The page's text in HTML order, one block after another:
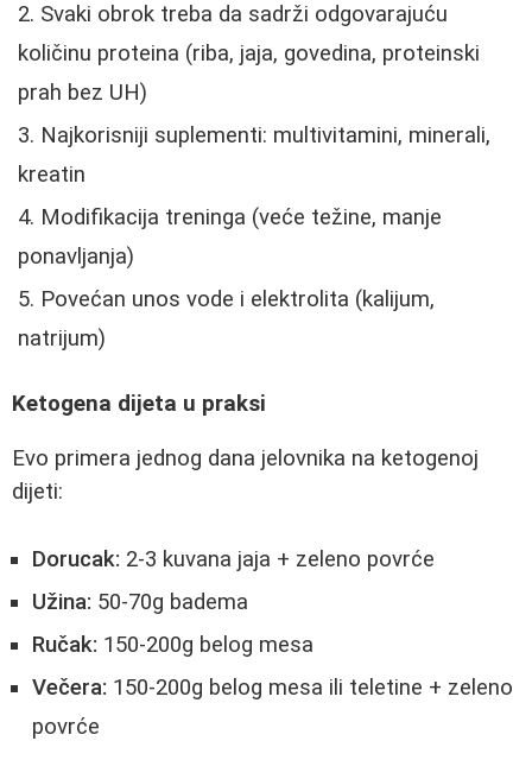
Svaki obrok treba da sadrži odgovarajuću
količinu proteina (riba, jaja, govedina, proteinski
prah bez UH)
Najkorisniji suplementi: multivitamini, minerali,
kreatin
Modifikacija treninga (veće težine, manje
ponavljanja)
Povećan unos vode i elektrolita (kalijum,
natrijum)
Ketogena dijeta u praksi
Evo primera jednog dana jelovnika na ketogenoj
dijeti:
Dorucak: 2-3 kuvana jaja + zeleno povrće
Užina: 50-70g badema
Ručak: 150-200g belog mesa
Večera: 150-200g belog mesa ili teletine + zeleno
povrće